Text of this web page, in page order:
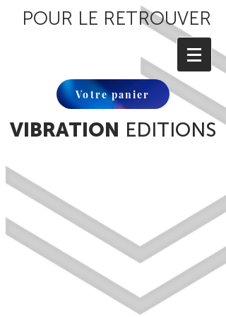
POUR LE RETROUVER
Votre panier
VIBRATION EDITIONS